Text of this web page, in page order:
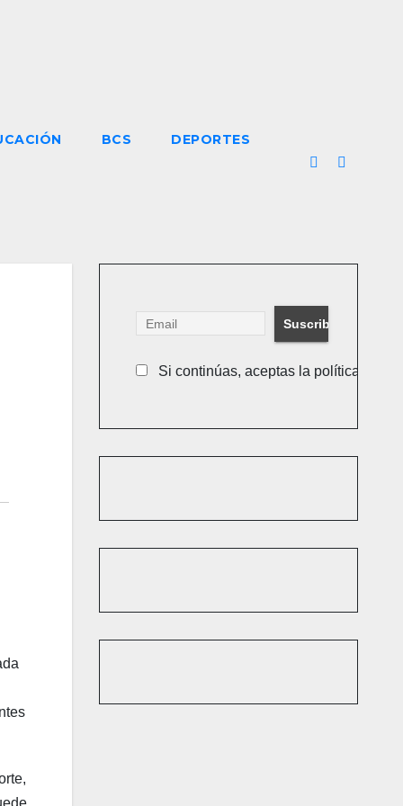
BCS DEPORTES
Si continúas, aceptas la política de